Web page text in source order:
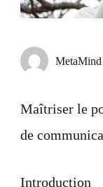
Maîtriser le
de
Introduction